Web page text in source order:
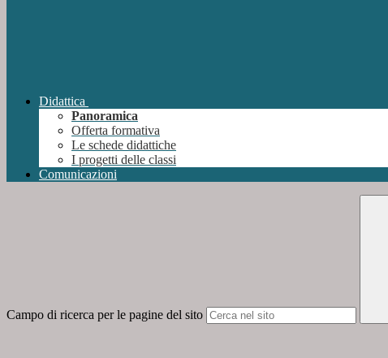
Didattica
Panoramica
Offerta formativa
Le schede didattiche
I progetti delle classi
Comunicazioni
Campo di ricerca per le pagine del sito